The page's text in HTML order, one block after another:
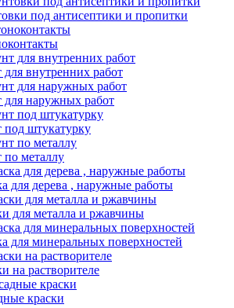
под антисептики и пропитки
для внутренних работ
для наружных работ
под штукатурку
по металлу
для дерева , наружные работы
для металла и ржавчины
для минеральных поверхностей
на растворителе
краски